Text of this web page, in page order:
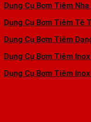
Dụng Cụ Bơm Tiêm
Dụng Cụ Bơm Tiêm Tê
Dụng Cụ Bơm Tiêm
Dụng Cụ Bơm Tiêm
Dụng Cụ Bơm Tiêm